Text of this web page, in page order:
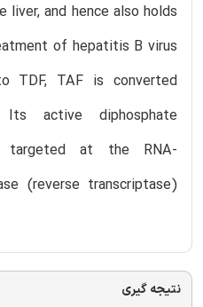
liver, and hence also holds
of hepatitis B virus
TDF, TAF is converted
active diphosphate
targeted at the RNA-
(reverse transcriptase)
نتیجه گیری